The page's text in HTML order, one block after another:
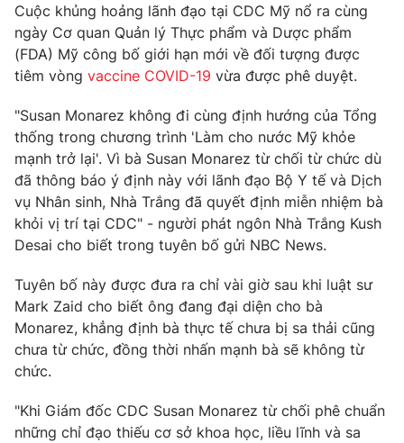
Tư vấn
Chuyên mục khác
Photo Infographic
Video Shorts video
VTV Money VTV Thể thao
VTV Sức khoẻ Bất động sản
Thị trường 24h Tấm lòng Việt
VTV4 Vươn mình bằng AI
Cuộc khủng hoảng lãnh đạo tại CDC Mỹ nổ ra cùng
ngày Cơ quan Quản lý Thực phẩm và Dược phẩm
(FDA) Mỹ công bố giới hạn mới về đối tượng được
tiêm vòng vaccine COVID-19 vừa được phê duyệt.
"Susan Monarez không đi cùng định hướng của Tổng
thống trong chương trình 'Làm cho nước Mỹ khỏe
mạnh trở lại'. Vì bà Susan Monarez từ chối từ chức dù
đã thông báo ý định này với lãnh đạo Bộ Y tế và Dịch
vụ Nhân sinh, Nhà Trắng đã quyết định miễn nhiệm bà
khỏi vị trí tại CDC" - người phát ngôn Nhà Trắng Kush
Desai cho biết trong tuyên bố gửi NBC News.
Tuyên bố này được đưa ra chỉ vài giờ sau khi luật sư
Mark Zaid cho biết ông đang đại diện cho bà
Monarez, khẳng định bà thực tế chưa bị sa thải cũng
chưa từ chức, đồng thời nhấn mạnh bà sẽ không từ
chức.
"Khi Giám đốc CDC Susan Monarez từ chối phê chuẩn
những chỉ đạo thiếu cơ sở khoa học, liều lĩnh và sa